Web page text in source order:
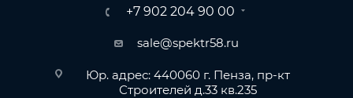
+7 902 204 90 00
sale@spektr58.ru
Юр. адрес: 440060 г. Пенза, пр-кт
Строителей д.33 кв.235